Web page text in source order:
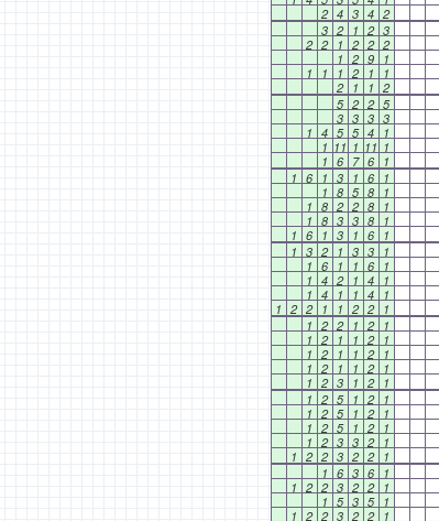
2 4 3 4 2
3 2 1 2 3
2 2 1 2 2 2
1 2 9
1
1
1 1 2 1
1
2
1 1 2
5 2 2 5
3 3 3 3
1 4 5 5 4
1
1 11 1 11 1
1 6 7 6
1
1 6 1 3 1 6
1
1 8 5 8
1
1 8 2 2 8
1
1 8 3 3 8
1
1 6 1 3 1 6
1
1 3 2 1 3 3
1
1 6 1 1 6
1
1 4 2 1 4
1
1 4 1 1 4
1
1 2 2 1 1 2 2
1
1 2 2 1 2
1
1 2 1 1 2
1
1 2 1 1 2
1
1 2 1 1 2
1
1 2 3 1 2
1
1 2 5 1 2
1
1 2 5 1 2
1
1 2 5 1 2
1
1 2 3 3 2
1
1 2 2 3 2 2
1
1 6 3 6
1
1 2 2 3 2 2
1
1 5 3 5
1
1 2 2 3 2 2
1